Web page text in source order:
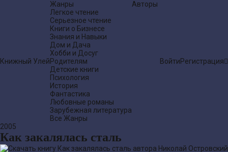
Книжный Улей
Жанры
Легкое чтение
Серьезное чтение
Книги о Бизнесе
Знания и Навыки
Дом и Дача
Хобби и Досуг
Родителям
Детские книги
Психология
История
Фантастика
Любовные романы
Зарубежная литература
Все Жанры
Авторы
ВойтиРегистрация
Как закалялась сталь
2005